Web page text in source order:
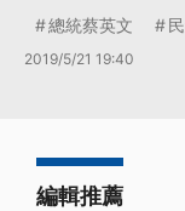
總統蔡英文
2019/5/21 19:40
編輯推薦